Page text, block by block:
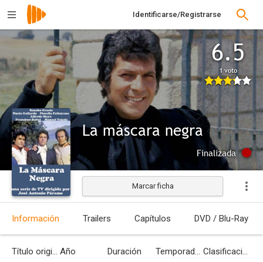
Identificarse/Registrarse
6.5
1 voto
La máscara negra
Finalizada
Marcar ficha
Información Trailers Capítulos DVD / Blu-Ray
Título original Año Duración Temporadas Clasificación por edades